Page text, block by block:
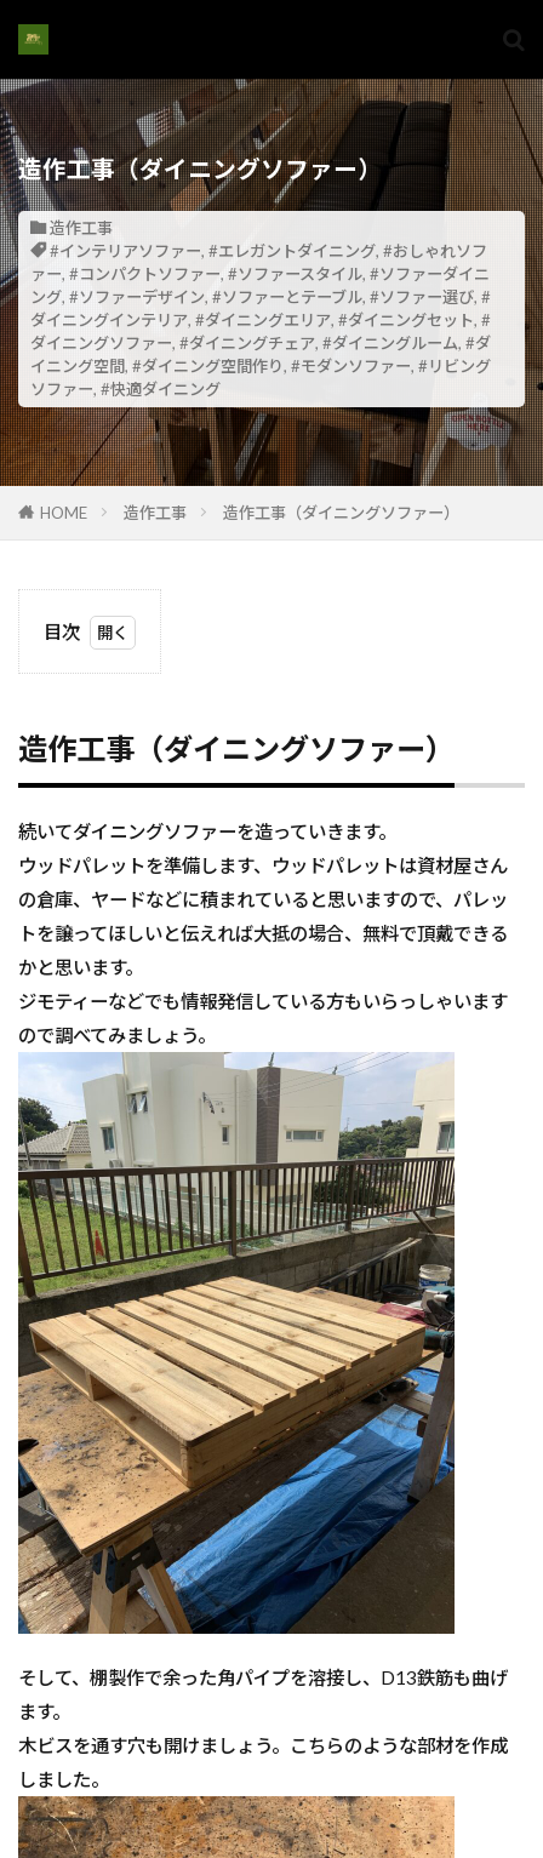
造作工事（ダイニングソファー）
造作工事
#インテリアソファー, #エレガントダイニング, #おしゃれソフ
ァー, #コンパクトソファー, #ソファースタイル, #ソファーダイニ
ング, #ソファーデザイン, #ソファーとテーブル, #ソファー選び, #
ダイニングインテリア, #ダイニングエリア, #ダイニングセット, #
ダイニングソファー, #ダイニングチェア, #ダイニングルーム, #ダ
イニング空間, #ダイニング空間作り, #モダンソファー, #リビング
ソファー, #快適ダイニング
HOME 造作工事 造作工事（ダイニングソファー）
目次
（ダ
イニ
ング
ァ
造作工事（ダイニングソファー）
続いてダイニングソファーを造っていきます。
ウッドパレットを準備します、ウッドパレットは資材屋さん
の倉庫、ヤードなどに積まれていると思いますので、パレッ
トを譲ってほしいと伝えれば大抵の場合、無料で頂戴できる
かと思います。
ジモティーなどでも情報発信している方もいらっしゃいます
ので調べてみましょう。
そして、棚製作で余った角パイプを溶接し、D13鉄筋も曲げ
ます。
木ビスを通す穴も開けましょう。こちらのような部材を作成
しました。